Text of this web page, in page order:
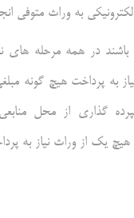
به وراث متوفی
در همه مرحله های
به پرداخت هیچ گونه
گذاری از محل
یک از وراث نیاز به